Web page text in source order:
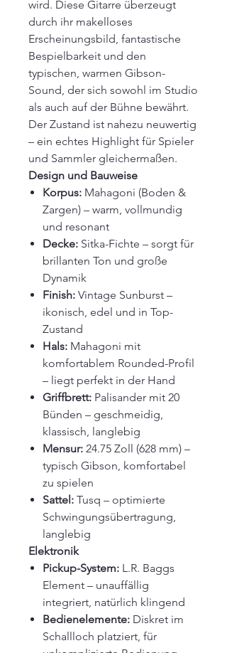
wird. Diese Gitarre überzeugt
durch ihr makelloses
Erscheinungsbild, fantastische
Bespielbarkeit und den
typischen, warmen Gibson-
Sound, der sich sowohl im Studio
als auch auf der Bühne bewährt.
Der Zustand ist nahezu neuwertig
– ein echtes Highlight für Spieler
und Sammler gleichermaßen.
Design und Bauweise
Korpus: Mahagoni (Boden &
Zargen) – warm, vollmundig
und resonant
Decke: Sitka-Fichte – sorgt für
brillanten Ton und große
Dynamik
Finish: Vintage Sunburst –
ikonisch, edel und in Top-
Zustand
Hals: Mahagoni mit
komfortablem Rounded-Profil
– liegt perfekt in der Hand
Griffbrett: Palisander mit 20
Bünden – geschmeidig,
klassisch, langlebig
Mensur: 24.75 Zoll (628 mm) –
typisch Gibson, komfortabel
zu spielen
Sattel: Tusq – optimierte
Schwingungsübertragung,
langlebig
Elektronik
Pickup-System: L.R. Baggs
Element – unauffällig
integriert, natürlich klingend
Bedienelemente: Diskret im
Schallloch platziert, für